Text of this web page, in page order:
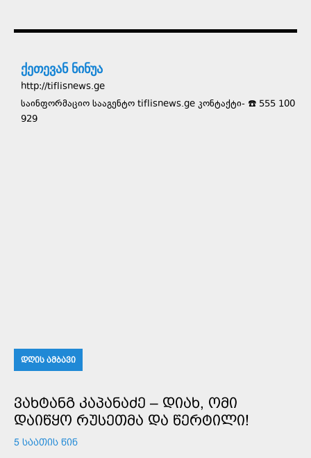
ქეთევან ნინუა
http://tiflisnews.ge
საინფორმაციო სააგენტო tiflisnews.ge კონტაქტი- ☎️ 555 100
929
ᲓᲦᲘᲡ ᲐᲛᲑᲐᲕᲘ
ᲕᲐᲮᲢᲐᲜᲒ ᲙᲐᲞᲐᲜᲐᲫᲔ – ᲓᲘᲐᲮ, ᲝᲛᲘ
ᲓᲐᲘᲬᲧᲝ ᲠᲣᲡᲔᲗᲛᲐ ᲓᲐ ᲬᲔᲠᲢᲘᲚᲘ!
5 ᲡᲐᲐᲗᲘᲡ ᲬᲘᲜ